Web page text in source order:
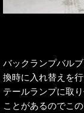
バックランプバル
換時に入れ替えを行
テールランプに取
ことがあるのでこ